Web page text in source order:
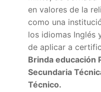
en valores de la
como una
los idiomas Inglés
de aplicar a
Brinda educación
Secundaria
Técnico.